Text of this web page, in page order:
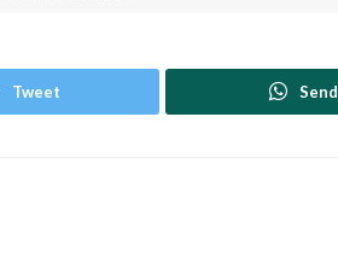
Tweet Send